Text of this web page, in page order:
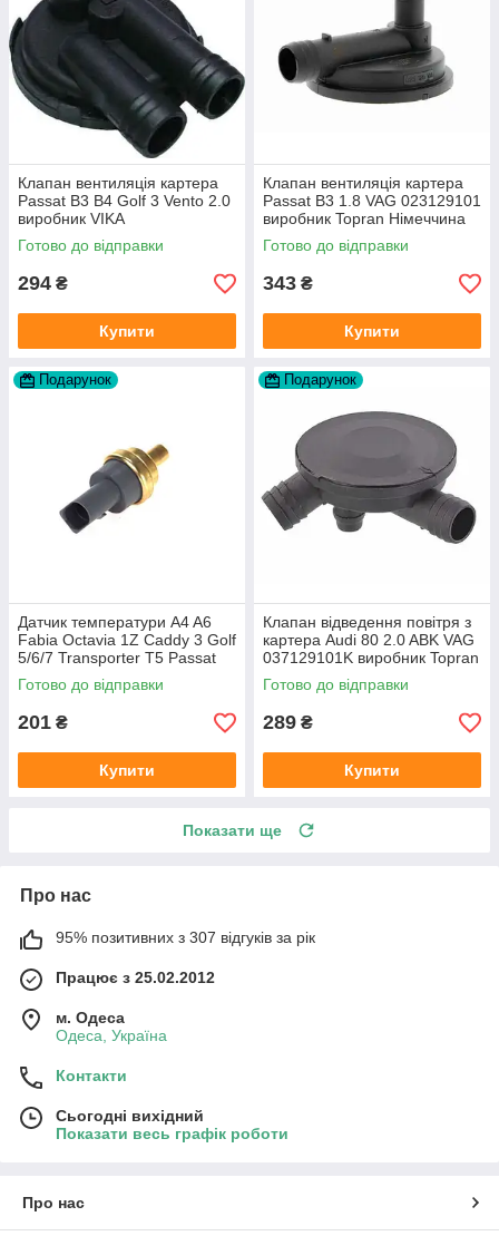
Клапан вентиляція картера
Passat B3 B4 Golf 3 Vento 2.0
виробник VIKA
Готово до відправки
294 ₴
Купити
Клапан вентиляція картера
Passat B3 1.8 VAG 023129101
виробник Topran Німеччина
Готово до відправки
343 ₴
Купити
Подарунок
Датчик температури A4 A6
Fabia Octavia 1Z Caddy 3 Golf
5/6/7 Transporter T5 Passat
B6 (колір сірий)
Готово до відправки
201 ₴
Купити
Подарунок
Клапан відведення повітря з
картера Audi 80 2.0 ABK VAG
037129101K виробник Topran
Німеччина
Готово до відправки
289 ₴
Купити
Показати ще
Про нас
95% позитивних з 307 відгуків за рік
Працює з 25.02.2012
м. Одеса
Одеса, Україна
Контакти
Сьогодні вихідний
Показати весь графік роботи
Про нас